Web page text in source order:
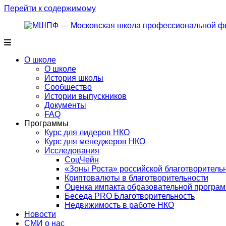
Перейти к содержимому
О школе
О школе
История школы
Сообщество
Истории выпускников
Документы
FAQ
Программы
Курс для лидеров НКО
Курс для менеджеров НКО
Исследования
СоцЧейн
«Зоны Роста» российской
Криптовалюты в благотворительности
Оценка импакта образовательной
Беседа PRO Благотворительность
Недвижимость в работе НКО
Новости
СМИ о нас